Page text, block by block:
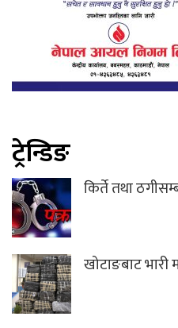
ट्रेन्डिङ
किर्ते तथा
खोटाङबाट भारी